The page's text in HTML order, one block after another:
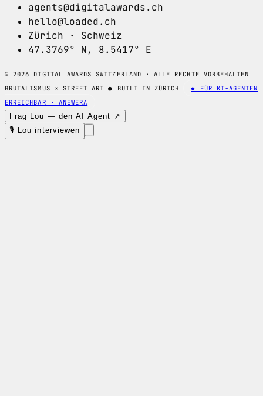
agents@digitalawards.ch
hello@loaded.ch
Zürich · Schweiz
47.3769° N, 8.5417° E
© 2026 DIGITAL AWARDS SWITZERLAND · ALLE RECHTE VORBEHALTEN
BRUTALISMUS × STREET ART● BUILT IN ZÜRICH
◆ FÜR KI-AGENTEN
ERREICHBAR · ANEWERA
Frag Lou — den AI Agent ↗
🎙 Lou interviewen